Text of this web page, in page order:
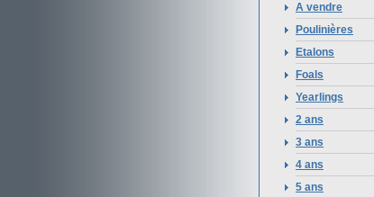
A vendre
Poulinières
Etalons
Foals
Yearlings
2 ans
3 ans
4 ans
5 ans